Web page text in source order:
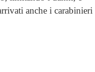
anche i carabinieri